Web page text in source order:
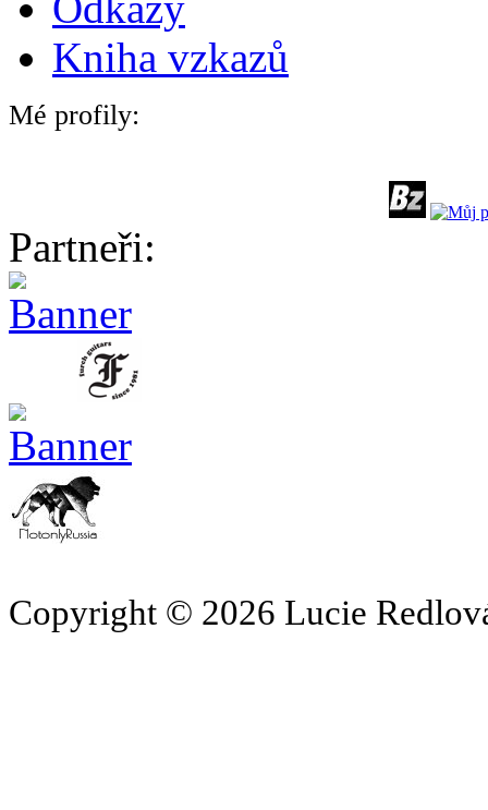
Kniha vzkazů
Mé profily:
Partneři:
Copyright © 2026 Lucie